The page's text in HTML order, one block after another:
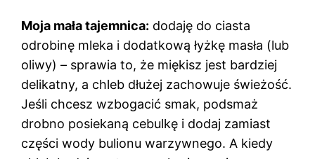
Moja mała tajemnica: dodaję do ciasta
odrobinę mleka i dodatkową łyżkę masła (lub
oliwy) – sprawia to, że miękisz jest bardziej
delikatny, a chleb dłużej zachowuje świeżość.
Jeśli chcesz wzbogacić smak, podsmaż
drobno posiekaną cebulkę i dodaj zamiast
części wody bulionu warzywnego. A kiedy